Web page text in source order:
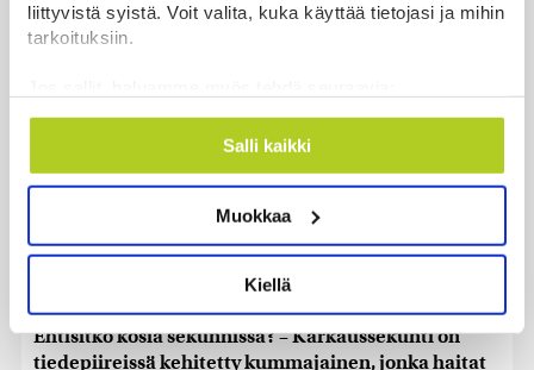
liittyvistä syistä. Voit valita, kuka käyttää tietojasi ja mihin
tarkoituksiin.
Kerätä tietoja maantieteellisestä sijainnistasi,
mahdollisesti muutaman metrin tarkkuudella
ominaispiirteitä aktiivisesti (sormenjäljen
Lue lisää siitä, miten henkilötietojasi käsitellään ja miten
suostumustasi tai peruuttaa sen milloin vain
evästeilmoituksessa.
Salli kaikki
Muokkaa
Kiellä
Uusimmat
Ehtisitkö kosia sekunnissa? – Karkaussekunti on
tiedepiireissä kehitetty kummajainen, jonka haitat